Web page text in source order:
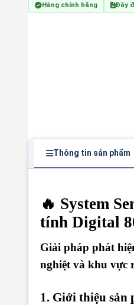
Hàng chính hãng Đầy
Thông tin sản phẩm
🔥 System
tính Digital
Giải pháp phát
nghiệt và khu vực
1. Giới thiệu sản